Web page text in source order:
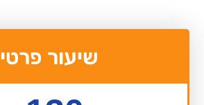
שיעור פרטי